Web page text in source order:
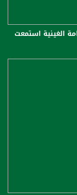
الغينية استمعت